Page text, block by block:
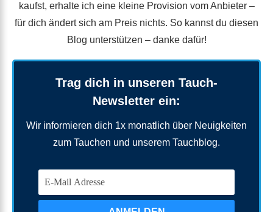
kaufst, erhalte ich eine kleine Provision vom Anbieter –
für dich ändert sich am Preis nichts. So kannst du diesen
Blog unterstützen – danke dafür!
Trag dich in unseren Tauch-
Newsletter ein:
Wir informieren dich 1x monatlich über Neuigkeiten
zum Tauchen und unserem Tauchblog.